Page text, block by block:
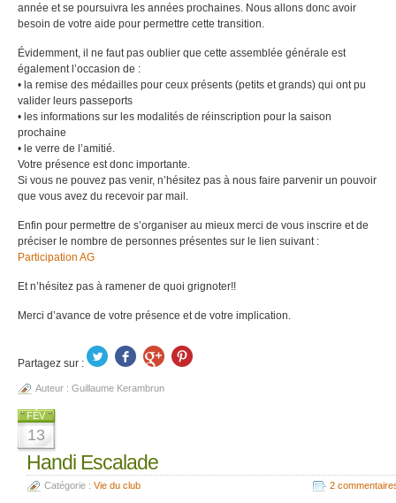
année et se poursuivra les années prochaines. Nous allons donc avoir
besoin de votre aide pour permettre cette transition.
Évidemment, il ne faut pas oublier que cette assemblée générale est
également l’occasion de :
• la remise des médailles pour ceux présents (petits et grands) qui ont pu
valider leurs passeports
• les informations sur les modalités de réinscription pour la saison
prochaine
• le verre de l’amitié.
Votre présence est donc importante.
Si vous ne pouvez pas venir, n’hésitez pas à nous faire parvenir un pouvoir
que vous avez du recevoir par mail.
Enfin pour permettre de s’organiser au mieux merci de vous inscrire et de
préciser le nombre de personnes présentes sur le lien suivant :
Participation AG
Et n’hésitez pas à ramener de quoi grignoter!!
Merci d’avance de votre présence et de votre implication.
Partagez sur :
Auteur : Guillaume Kerambrun
FÉV
13
Handi Escalade
Catégorie : Vie du club 2